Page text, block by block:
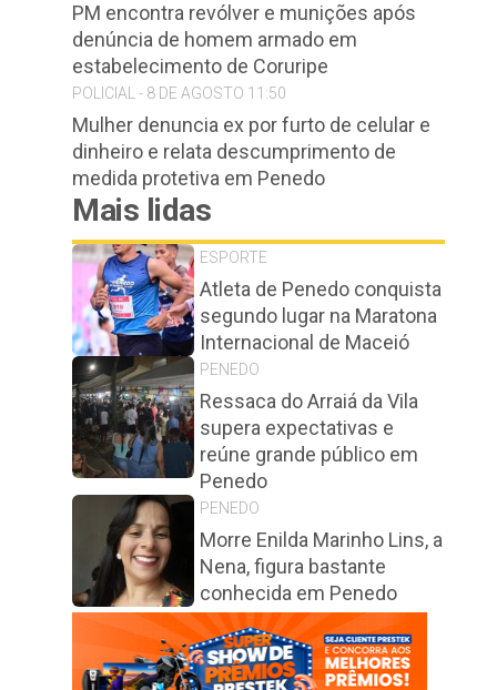
PM encontra revólver e munições após
denúncia de homem armado em
estabelecimento de Coruripe
POLICIAL - 8 DE AGOSTO 11:50
Mulher denuncia ex por furto de celular e
dinheiro e relata descumprimento de
medida protetiva em Penedo
Mais lidas
ESPORTE
Atleta de Penedo conquista
segundo lugar na Maratona
Internacional de Maceió
PENEDO
Ressaca do Arraiá da Vila
supera expectativas e
reúne grande público em
Penedo
PENEDO
Morre Enilda Marinho Lins, a
Nena, figura bastante
conhecida em Penedo